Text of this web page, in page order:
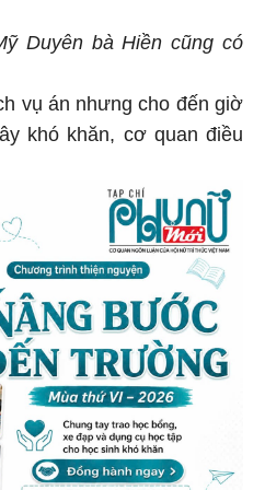
Duyên bà Hiền cũng có
vụ án nhưng cho đến giờ
khó khăn, cơ quan điều